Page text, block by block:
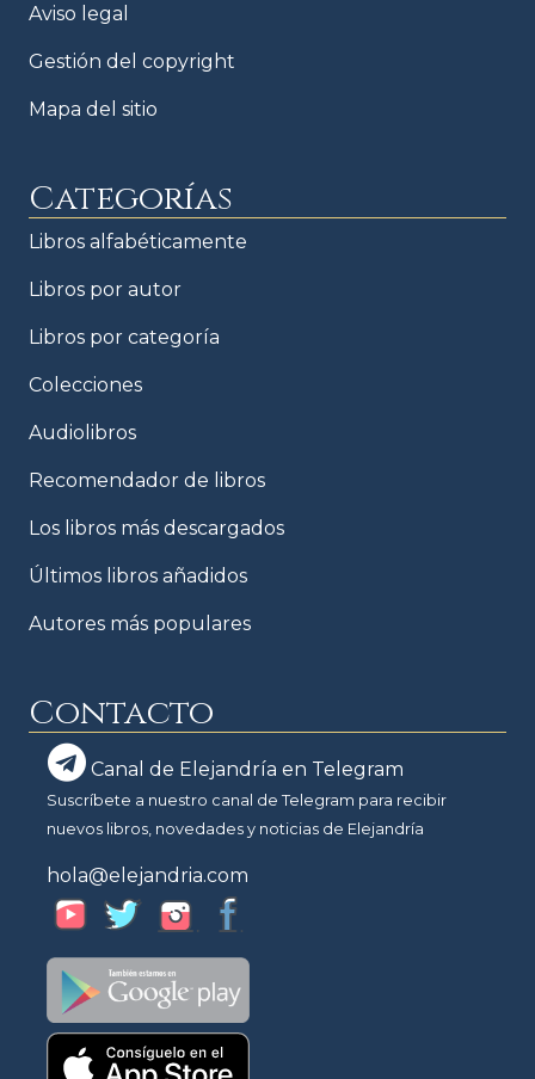
Aviso legal
Gestión del copyright
Mapa del sitio
Categorías
Libros alfabéticamente
Libros por autor
Libros por categoría
Colecciones
Audiolibros
Recomendador de libros
Los libros más descargados
Últimos libros añadidos
Autores más populares
Contacto
Canal de Elejandría en Telegram
Suscríbete a nuestro canal de Telegram para recibir
nuevos libros, novedades y noticias de Elejandría
hola@elejandria.com